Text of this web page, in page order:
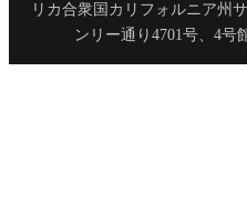
リカ合衆国カリフォルニア州
ンリー通り4701号、4号